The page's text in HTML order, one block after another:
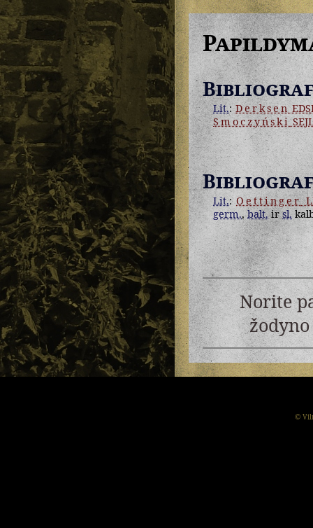
Lit.:Derksen
Smoczyński
Lit.:Oettinger
germ.,balt.irsl.
Norite
©